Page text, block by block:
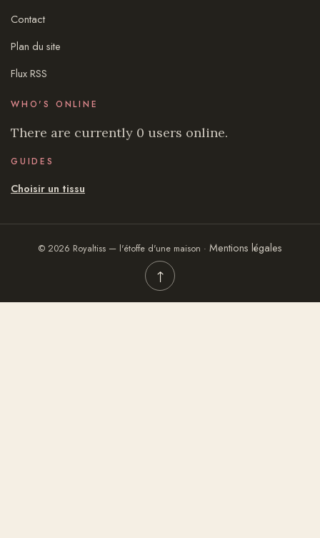
Contact
Plan du site
Flux RSS
WHO'S ONLINE
There are currently 0 users online.
GUIDES
Choisir un tissu
© 2026 Royaltiss — l'étoffe d'une maison · Mentions légales
↑